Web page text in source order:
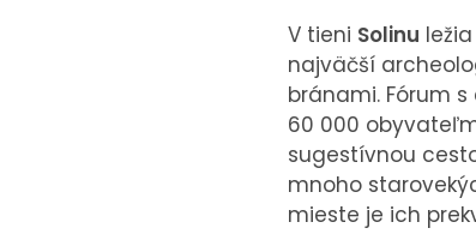
V tieni Solinu
najväčší
bránami. Fórum
60 000
sugestívnou
mnoho
mieste je ich